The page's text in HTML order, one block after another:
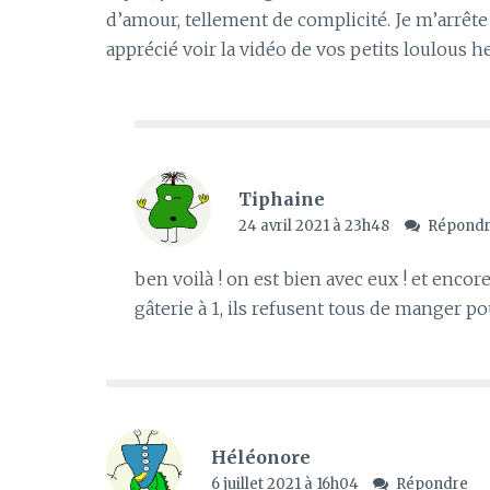
d’amour, tellement de complicité. Je
apprécié voir la vidéo de vos petits loulous
Tiphaine
24 avril 2021 à 23h48
ben voilà ! on est bien avec eux ! et
gâterie à 1, ils refusent tous de manger
Héléonore
6 juillet 2021 à 16h04 Répondre